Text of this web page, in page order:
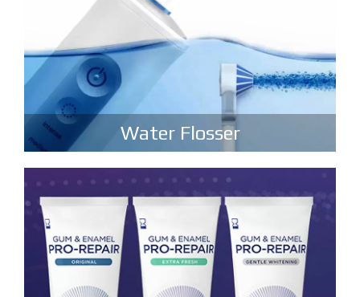
Water Flosser